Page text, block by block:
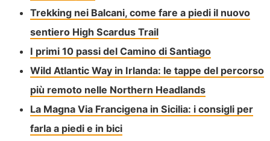
Trekking nei Balcani, come fare a piedi il nuovo
sentiero High Scardus Trail
I primi 10 passi del Camino di Santiago
Wild Atlantic Way in Irlanda: le tappe del percorso
più remoto nelle Northern Headlands
La Magna Via Francigena in Sicilia: i consigli per
farla a piedi e in bici